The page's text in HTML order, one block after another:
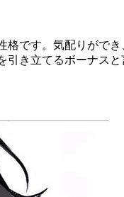
です。気配りがで
き立てるボーナス